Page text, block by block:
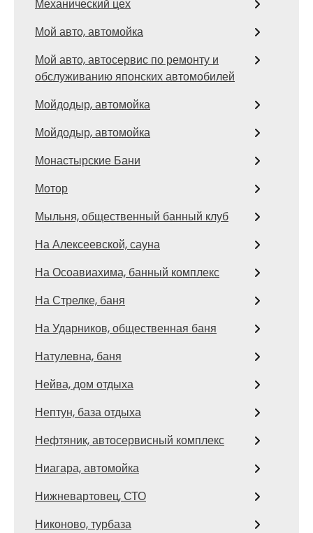
Механический цех
Мой авто, автомойка
Мой авто, автосервис по ремонту и
обслуживанию японских автомобилей
Мойдодыр, автомойка
Мойдодыр, автомойка
Монастырские Бани
Мотор
Мыльня, общественный банный клуб
На Алексеевской, сауна
На Осоавиахима, банный комплекс
На Стрелке, баня
На Ударников, общественная баня
Натулевна, баня
Нейва, дом отдыха
Нептун, база отдыха
Нефтяник, автосервисный комплекс
Ниагара, автомойка
Нижневартовец, СТО
Никоново, турбаза